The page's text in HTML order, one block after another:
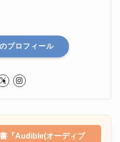
プロフィール
『Audible(オーディブ